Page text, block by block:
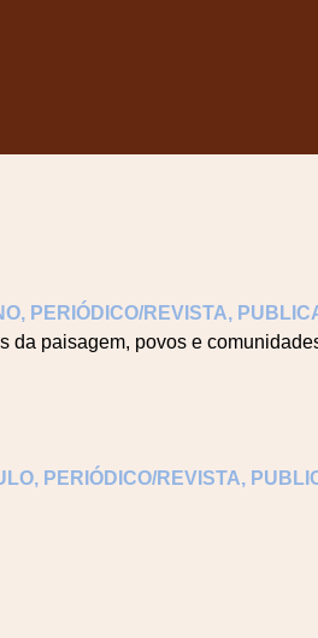
, PERIÓDICO/REVISTA,
da paisagem, povos e
, PERIÓDICO/REVISTA,